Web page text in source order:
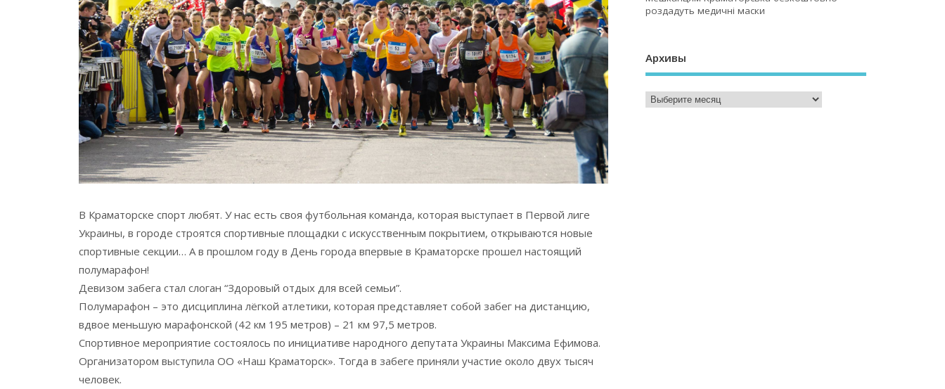
В Краматорске спорт любят. У нас есть своя футбольная команда, которая выступает в Первой лиге
Украины, в городе строятся спортивные площадки с искусственным покрытием, открываются новые
спортивные секции… А в прошлом году в День города впервые в Краматорске прошел настоящий
полумарафон!
Девизом забега стал слоган “Здоровый отдых для всей семьи”.
Полумарафон – это дисциплина лёгкой атлетики, которая представляет собой забег на дистанцию,
вдвое меньшую марафонской (42 км 195 метров) – 21 км 97,5 метров.
Спортивное мероприятие состоялось по инициативе народного депутата Украины Максима Ефимова.
Организатором выступила ОО «Наш Краматорск». Тогда в забеге приняли участие около двух тысяч
человек.
роздадуть медичні маски
Архивы